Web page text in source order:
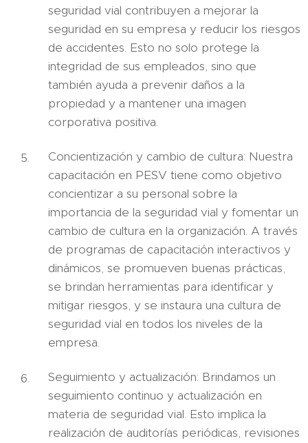
seguridad vial contribuyen a mejorar la
seguridad en su empresa y reducir los riesgos
de accidentes. Esto no solo protege la
integridad de sus empleados, sino que
también ayuda a prevenir daños a la
propiedad y a mantener una imagen
corporativa positiva.
Concientización y cambio de cultura: Nuestra
capacitación en PESV tiene como objetivo
concientizar a su personal sobre la
importancia de la seguridad vial y fomentar un
cambio de cultura en la organización. A través
de programas de capacitación interactivos y
dinámicos, se promueven buenas prácticas,
se brindan herramientas para identificar y
mitigar riesgos, y se instaura una cultura de
seguridad vial en todos los niveles de la
empresa.
Seguimiento y actualización: Brindamos un
seguimiento continuo y actualización en
materia de seguridad vial. Esto implica la
realización de auditorías periódicas, revisiones